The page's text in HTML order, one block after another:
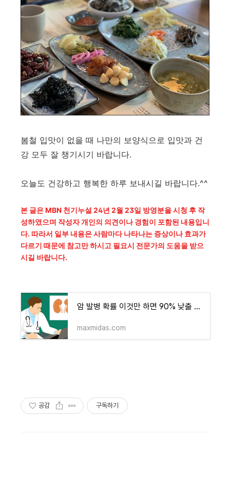
봄철 입맛이 없을 때 나만의 보양식으로 입맛과 건
강 모두 잘 챙기시기 바랍니다.
오늘도 건강하고 행복한 하루 보내시길 바랍니다.^^
본 글은 MBN 천기누설 24년 2월 23일 방영분을 시청 후 작
성하였으며 작성자 개인의 의견이나 경험이 포함된 내용입니
다. 따라서 일부 내용은 사람마다 나타나는 증상이나 효과가
다르기 때문에 참고만 하시고 필요시 전문가의 도움을 받으
시길 바랍니다.
암 발병 확률 이것만 하면 90% 낮출 수 있다?
maxmidas.com
공감 구독하기